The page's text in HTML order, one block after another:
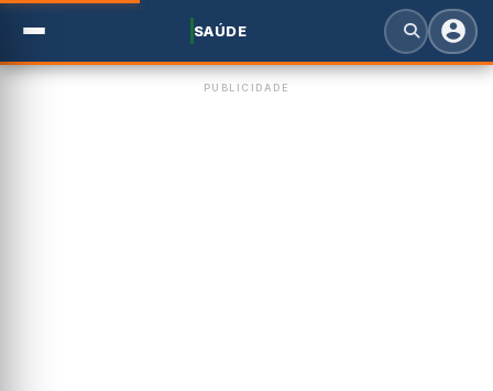
SAÚDE
PUBLICIDADE